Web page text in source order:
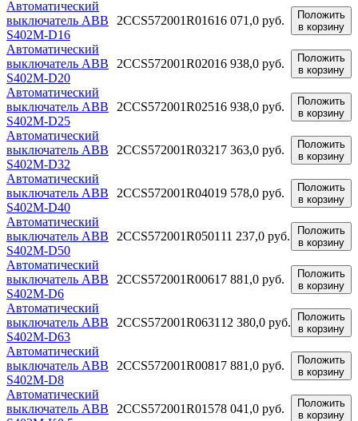
Автоматический
выключатель ABB
S402M-D16
2CCS572001R01616 071,0 руб.
Положить
в корзину
Автоматический
выключатель ABB
S402M-D20
2CCS572001R02016 938,0 руб.
Положить
в корзину
Автоматический
выключатель ABB
S402M-D25
2CCS572001R02516 938,0 руб.
Положить
в корзину
Автоматический
выключатель ABB
S402M-D32
2CCS572001R0321 7 363,0 руб.
Положить
в корзину
Автоматический
выключатель ABB
S402M-D40
2CCS572001R04019 578,0 руб.
Положить
в корзину
Автоматический
выключатель ABB
S402M-D50
2CCS572001R0501 11 237,0 руб.
Положить
в корзину
Автоматический
выключатель ABB
S402M-D6
2CCS572001R0061 7 881,0 руб.
Положить
в корзину
Автоматический
выключатель ABB
S402M-D63
2CCS572001R0631 12 380,0 руб.
Положить
в корзину
Автоматический
выключатель ABB
S402M-D8
2CCS572001R0081 7 881,0 руб.
Положить
в корзину
Автоматический
выключатель ABB
2CCS572001R01578 041,0 руб.
Положить
в корзину